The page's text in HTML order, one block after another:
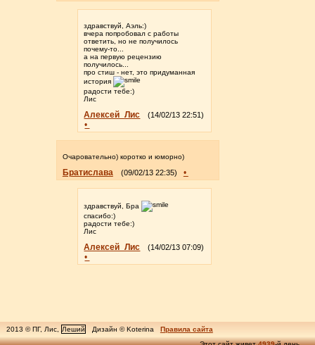
здравствуй, Аэль:)
вчера попробовал с работы
ответить, но не получилось
почему-то...
а на первую рецензию
получилось...
про стиш - нет, это придуманная
история
радости тебе:)
Лис
Алексей_Лис (14/02/13 22:51)
•
Очаровательно) коротко и юморно)
Братислава (09/02/13 22:35) •
здравствуй, Бра
спасибо:)
радости тебе:)
Лис
Алексей_Лис (14/02/13 07:09)
•
2013 © ПГ, Лис, Леший Дизайн © Koterina
Правила сайта